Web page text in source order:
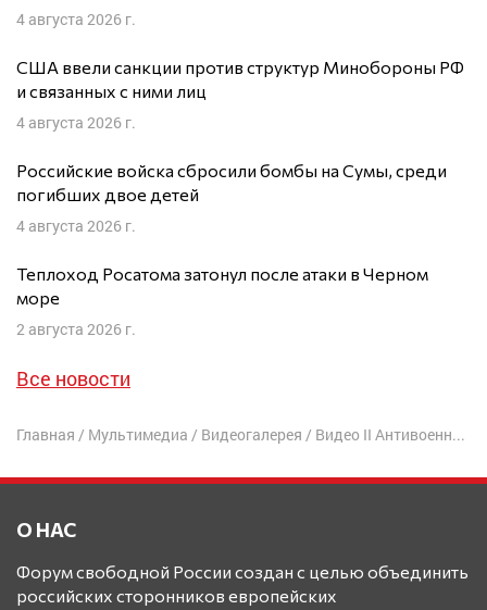
4 августа 2026 г.
США ввели санкции против структур Минобороны РФ
и связанных с ними лиц
4 августа 2026 г.
Российские войска сбросили бомбы на Сумы, среди
погибших двое детей
4 августа 2026 г.
Теплоход Росатома затонул после атаки в Черном
море
2 августа 2026 г.
Все новости
Главная / Мультимедиа / Видеогалерея / Видео II Антивоенной конференции
О НАС
Форум свободной России создан с целью объединить
российских сторонников европейских